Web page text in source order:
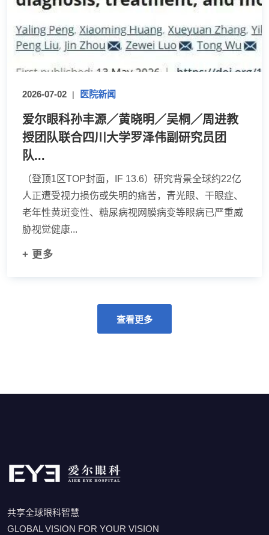
2026-07-02 | 医院新闻
爱尔眼科孙丰源／黄晓明／吴桐／周进教
授团队联合四川大学罗泽伟副研究员团
队...
（登顶1区TOP封面，IF 13.6）研究背景全球约22亿
人正遭受视力损伤或失明的痛苦，青光眼、干眼症、
老年性黄斑变性、糖尿病视网膜病变等眼病已严重威
胁视觉健康...
+ 更多
查看更多
共享全球眼科智慧
GLOBAL VISION FOR YOUR VISION